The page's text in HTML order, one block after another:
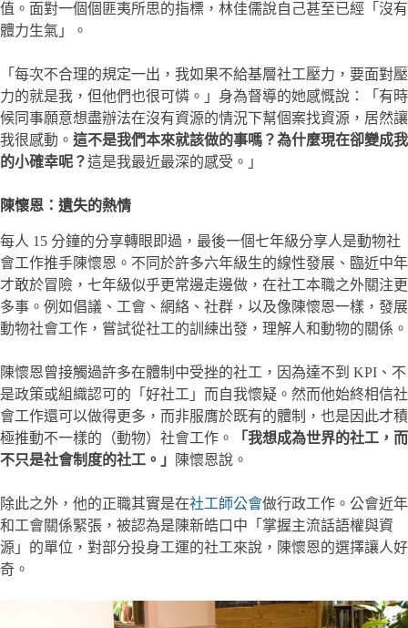
值。面對一個個匪夷所思的指標，林佳儒說自己甚至已經「沒有
體力生氣」。
「每次不合理的規定一出，我如果不給基層社工壓力，要面對壓
力的就是我，但他們也很可憐。」身為督導的她感慨說：「有時
候同事願意想盡辦法在沒有資源的情況下幫個案找資源，居然讓
我很感動。 這不是我們本來就該做的事嗎？為什麼現在卻變成我
的小確幸呢？這是我最近最深的感受。」
陳懷恩：遺失的熱情
每人 15 分鐘的分享轉眼即過，最後一個七年級分享人是動物社
會工作推手陳懷恩。不同於許多六年級生的線性發展、臨近中年
才敢於冒險，七年級似乎更常邊走邊做，在社工本職之外關注更
多事。例如倡議、工會、網絡、社群，以及像陳懷恩一樣，發展
動物社會工作，嘗試從社工的訓練出發，理解人和動物的關係。
陳懷恩曾接觸過許多在體制中受挫的社工，因為達不到 KPI、不
是政策或組織認可的「好社工」而自我懷疑。然而他始終相信社
會工作還可以做得更多，而非服膺於既有的體制，也是因此才積
極推動不一樣的（動物）社會工作。
「我想成為世界的社工，而
不只是社會制度的社工。」
陳懷恩說。
除此之外，他的正職其實是在社工師公會做行政工作。公會近年
和工會關係緊張，被認為是陳新皓口中「掌握主流話語權與資
源」的單位，對部分投身工運的社工來說，陳懷恩的選擇讓人好
奇。